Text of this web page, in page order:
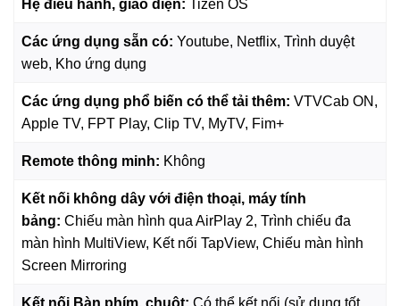
chi tiết, sắc nét hình ảnh ngay cả trong khung hình tối sâu
Xem thêm :Smart Tivi Crystal UHD Samsung 4K 65 inch
Hệ điều hành, giao diện: Tizen OS
Các ứng dụng sẵn có: Youtube, Netflix, Trình duyệt
web, Kho ứng dụng
Các ứng dụng phổ biến có thể tải thêm: VTVCab ON,
Apple TV, FPT Play, Clip TV, MyTV, Fim+
Remote thông minh: Không
Kết nối không dây với điện thoại, máy tính
bảng: Chiếu màn hình qua AirPlay 2, Trình chiếu đa
màn hình MultiView, Kết nối TapView, Chiếu màn hình
Screen Mirroring
Kết nối Bàn phím, chuột: Có thể kết nối (sử dụng tốt